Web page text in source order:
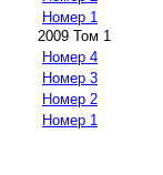
Номер 1
2009 Том 1
Номер 4
Номер 3
Номер 2
Номер 1